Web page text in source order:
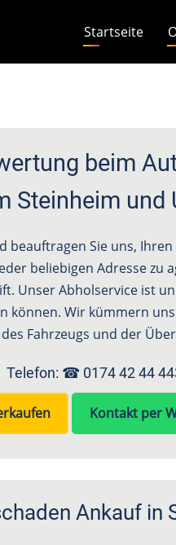
Startseite
beim
Steinheim und
beauftragen Sie uns,
beliebigen Adresse zu
Unser Abholservice ist
können. Wir kümmern
Fahrzeugs und der
Telefon: ☎ 0174 42 44
Kontakt per
Ankauf in